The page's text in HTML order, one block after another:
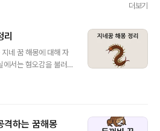
더보기
리
네 꿈 해몽에 대해 자
에서는 혐오감을 불러
있는 건 아니랍니다.
어 알려드릴게요! ◆ 지
격하는 꿈해몽